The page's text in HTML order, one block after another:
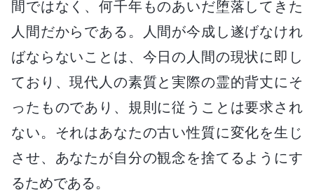
間ではなく、何千年ものあいだ堕落してきた
人間だからである。人間が今成し遂げなけれ
ばならないことは、今日の人間の現状に即し
ており、現代人の素質と実際の霊的背丈にそ
ったものであり、規則に従うことは要求され
ない。それはあなたの古い性質に変化を生じ
させ、あなたが自分の観念を捨てるようにす
るためである。